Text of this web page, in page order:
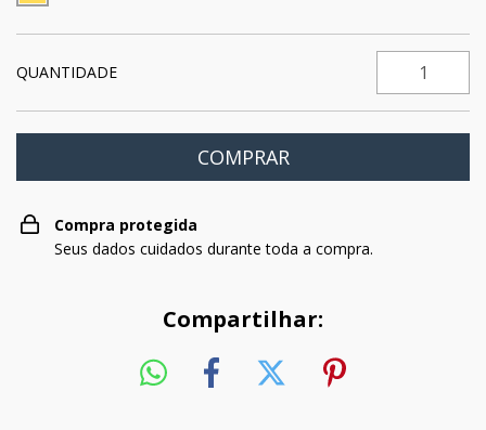
QUANTIDADE
Compra protegida
Seus dados cuidados durante toda a compra.
Compartilhar: